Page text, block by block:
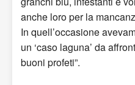
anche loro per la
In quell’occasione
un ‘caso laguna’ da
buoni profeti”.